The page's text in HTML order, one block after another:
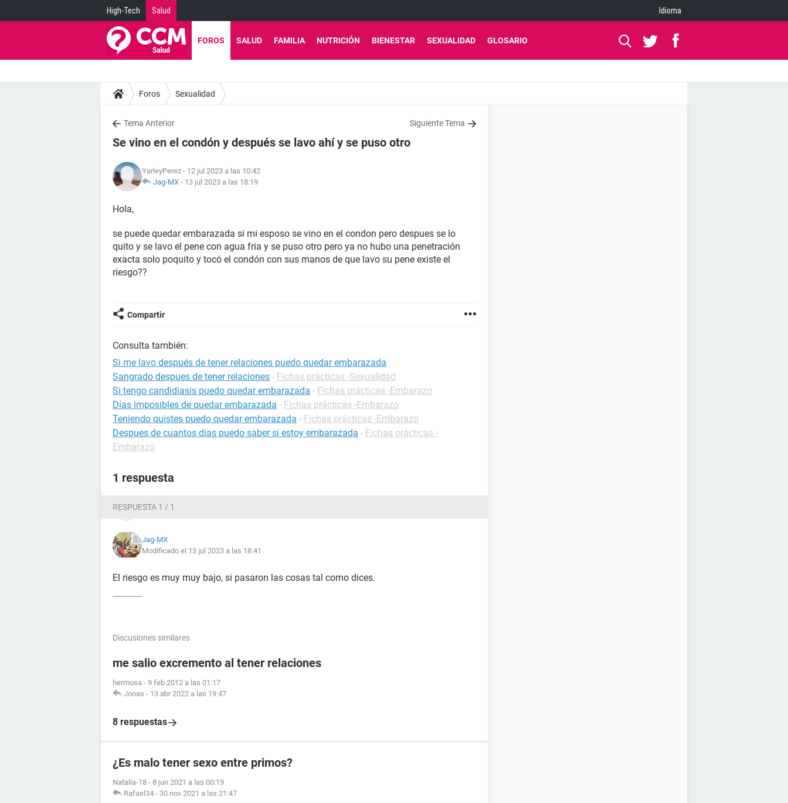
High-Tech Salud Idioma
FOROS SALUD FAMILIA NUTRICIÓN BIENESTAR SEXUALIDAD GLOSARIO
Foros Sexualidad
Tema Anterior Siguiente Tema
Se vino en el condón y después se lavo ahí y se puso otro
YarleyPerez - 12 jul 2023 a las 10:42
Jag-MX - 13 jul 2023 a las 18:19
Hola,
se puede quedar embarazada si mi esposo se vino en el condon pero despues se lo
quito y se lavo el pene con agua fria y se puso otro pero ya no hubo una penetración
exacta solo poquito y tocó el condón con sus manos de que lavo su pene existe el
riesgo??
Compartir
Consulta también:
Si me lavo después de tener relaciones puedo quedar embarazada
Sangrado despues de tener relaciones - Fichas prácticas -Sexualidad
Si tengo candidiasis puedo quedar embarazada - Fichas prácticas -Embarazo
Días imposibles de quedar embarazada - Fichas prácticas -Embarazo
Teniendo quistes puedo quedar embarazada - Fichas prácticas -Embarazo
Despues de cuantos dias puedo saber si estoy embarazada - Fichas prácticas -
Embarazo
1 respuesta
RESPUESTA 1 / 1
Jag-MX
Modificado el 13 jul 2023 a las 18:41
El riesgo es muy muy bajo, si pasaron las cosas tal como dices.
Discusiones similares
me salio excremento al tener relaciones
hermosa - 9 feb 2012 a las 01:17
Jonas - 13 abr 2022 a las 19:47
8 respuestas
¿Es malo tener sexo entre primos?
Natalia-18 - 8 jun 2021 a las 00:19
Rafael34 - 30 nov 2021 a las 21:47